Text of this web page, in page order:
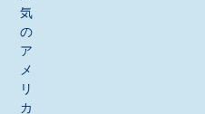
気
の
ア
メ
リ
カ